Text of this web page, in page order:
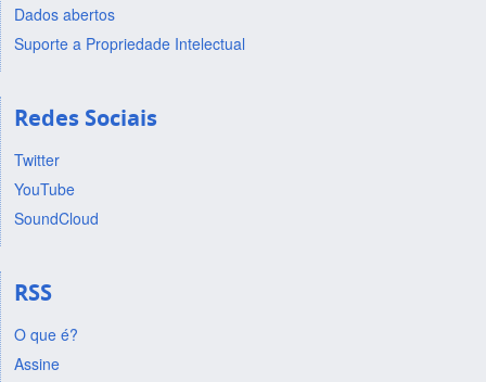
Dados abertos
Suporte a Propriedade Intelectual
Redes Sociais
Twitter
YouTube
SoundCloud
RSS
O que é?
Assine